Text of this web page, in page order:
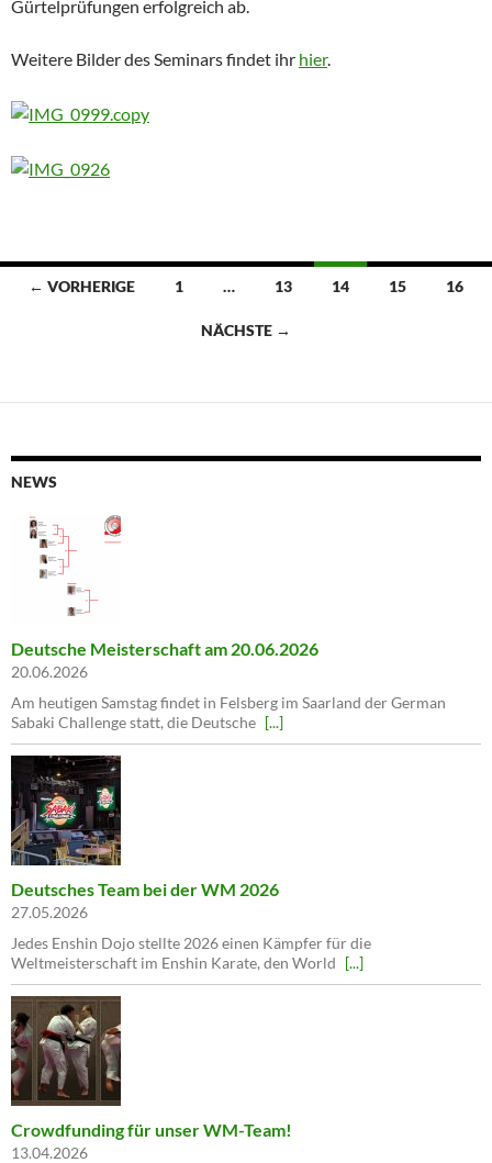
Gürtelprüfungen erfolgreich ab.
Weitere Bilder des Seminars findet ihr hier.
Beitragsnavigation
← VORHERIGE 1 … 13 14 15 16
NÄCHSTE →
NEWS
Deutsche Meisterschaft am 20.06.2026
20.06.2026
Am heutigen Samstag findet in Felsberg im Saarland der German
Sabaki Challenge statt, die Deutsche [...]
Deutsches Team bei der WM 2026
27.05.2026
Jedes Enshin Dojo stellte 2026 einen Kämpfer für die
Weltmeisterschaft im Enshin Karate, den World [...]
Crowdfunding für unser WM-Team!
13.04.2026